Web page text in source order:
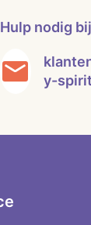
Hulp nodig
y-